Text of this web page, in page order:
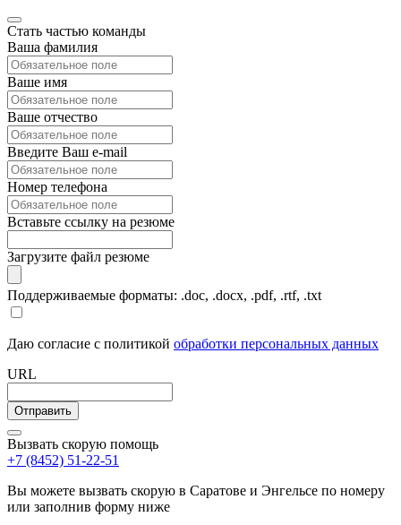
Стать частью команды
Ваша фамилия
Ваше имя
Ваше отчество
Введите Ваш e-mail
Номер телефона
Вставьте ссылку на резюме
Загрузите файл резюме
Поддерживаемые форматы: .doc, .docx, .pdf, .rtf, .txt
Даю согласие с политикой обработки персональных данных
URL
Вызвать скорую помощь
+7 (8452) 51-22-51
Вы можете вызвать скорую в Саратове и Энгельсе по номеру
или заполнив форму ниже